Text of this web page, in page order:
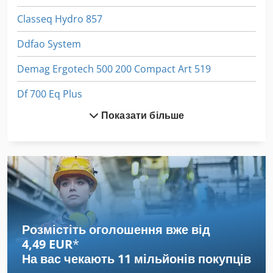
Classeq Hydro 857
Ddfao System
Demag Ergotech 500 200 Compact Art 519
Df 700 Eq Plus
Einhell Dhg 200
Einhell Dsc 150
Eisele Lms 2
Eisele Vms 2
Показати більше
Розмістіть оголошення вже від
4,49 EUR*
На вас чекають 11 мільйонів покупців